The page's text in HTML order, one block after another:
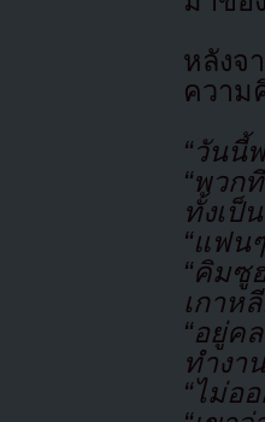
หลังจ
ความ
“วันนี้
“พวก
ทั้งเป็
“แฟน
“คิมซู
เกาห
“อยู่ค
ทำงา
“ไม่อ